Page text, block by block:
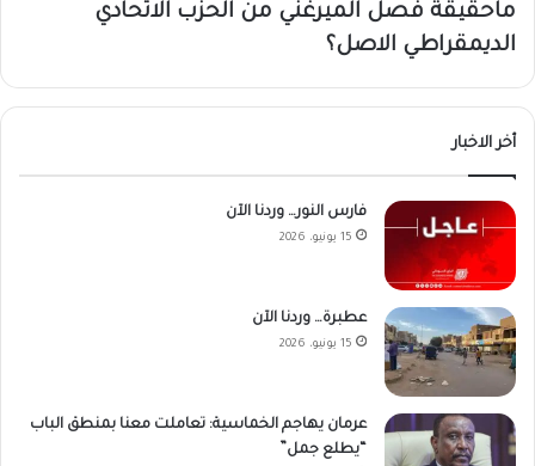
ماحقيقة فصل الميرغني من الحزب الاتحادي
الديمقراطي الاصل؟
أخر الاخبار
فارس النور… وردنا الآن
15 يونيو، 2026
عطبرة… وردنا الآن
15 يونيو، 2026
عرمان يهاجم الخماسية: تعاملت معنا بمنطق الباب
“يطلع جمل”